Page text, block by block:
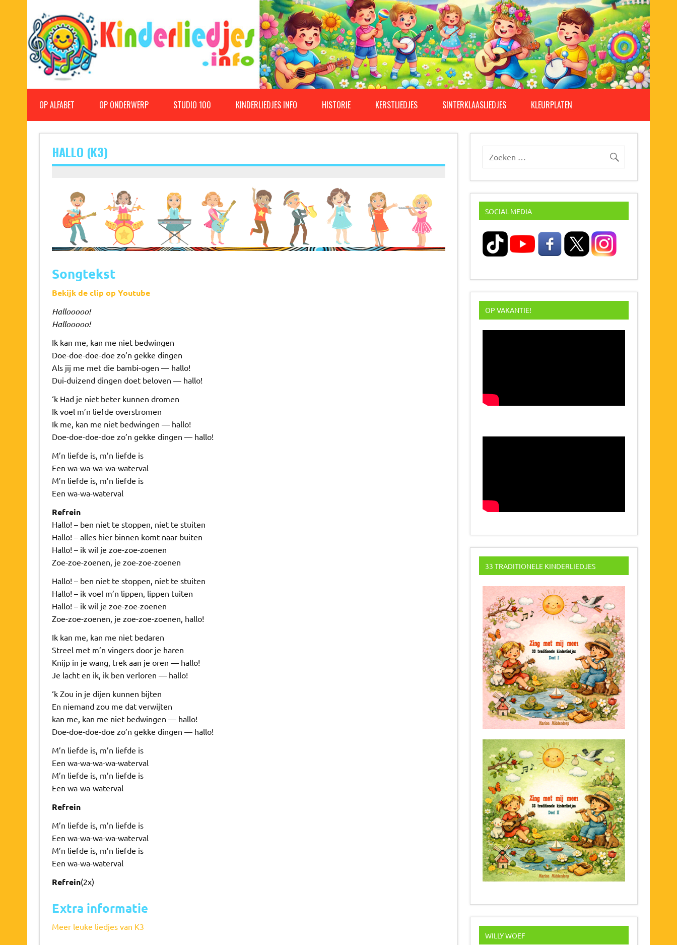
Kinderliedjes
OP ALFABET OP ONDERWERP STUDIO 100 KINDERLIEDJES INFO HISTORIE KERSTLIEDJES SINTERKLAASLIEDJES KLEURPLATEN
HALLO (K3)
Songtekst
Bekijk de clip op Youtube
Hallooooo!
Hallooooo!
Ik kan me, kan me niet bedwingen
Doe-doe-doe-doe zo’n gekke dingen
Als jij me met die bambi-ogen — hallo!
Dui-duizend dingen doet beloven — hallo!
‘k Had je niet beter kunnen dromen
Ik voel m’n liefde overstromen
Ik me, kan me niet bedwingen — hallo!
Doe-doe-doe-doe zo’n gekke dingen — hallo!
M’n liefde is, m’n liefde is
Een wa-wa-wa-wa-waterval
M’n liefde is, m’n liefde is
Een wa-wa-waterval
Refrein
Hallo! – ben niet te stoppen, niet te stuiten
Hallo! – alles hier binnen komt naar buiten
Hallo! – ik wil je zoe-zoe-zoenen
Zoe-zoe-zoenen, je zoe-zoe-zoenen
Hallo! – ben niet te stoppen, niet te stuiten
Hallo! – ik voel m’n lippen, lippen tuiten
Hallo! – ik wil je zoe-zoe-zoenen
Zoe-zoe-zoenen, je zoe-zoe-zoenen, hallo!
Ik kan me, kan me niet bedaren
Streel met m’n vingers door je haren
Knijp in je wang, trek aan je oren — hallo!
Je lacht en ik, ik ben verloren — hallo!
‘k Zou in je dijen kunnen bijten
En niemand zou me dat verwijten
kan me, kan me niet bedwingen — hallo!
Doe-doe-doe-doe zo’n gekke dingen — hallo!
M’n liefde is, m’n liefde is
Een wa-wa-wa-wa-waterval
M’n liefde is, m’n liefde is
Een wa-wa-waterval
Refrein
M’n liefde is, m’n liefde is
Een wa-wa-wa-wa-waterval
M’n liefde is, m’n liefde is
Een wa-wa-waterval
Refrein(2x)
Extra informatie
Meer leuke liedjes van K3
SOCIAL MEDIA
OP VAKANTIE!
33 TRADITIONELE KINDERLIEDJES
WILLY WOEF